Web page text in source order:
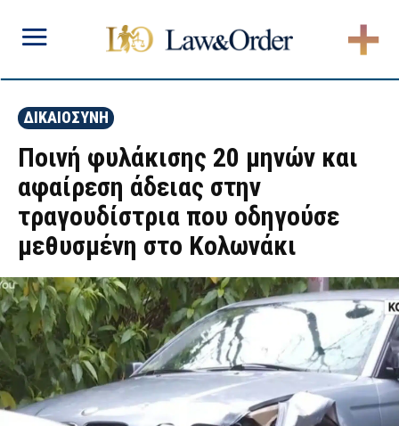
ΔΙΚΑΙΟΣΥΝΗ
Ποινή φυλάκισης 20 μηνών και
αφαίρεση άδειας στην
τραγουδίστρια που οδηγούσε
μεθυσμένη στο Κολωνάκι